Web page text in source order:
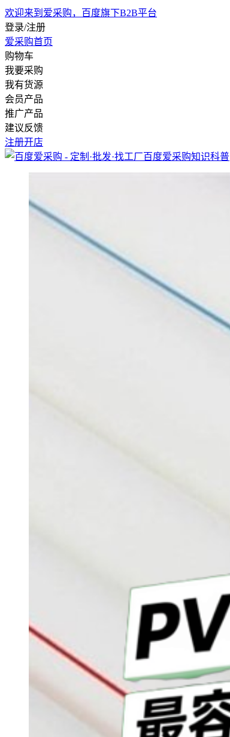
欢迎来到爱采购，百度旗下B2B平台
登录/注册
爱采购首页
购物车
我要采购
我有货源
会员产品
推广产品
建议反馈
注册开店
百度爱采购知识科普